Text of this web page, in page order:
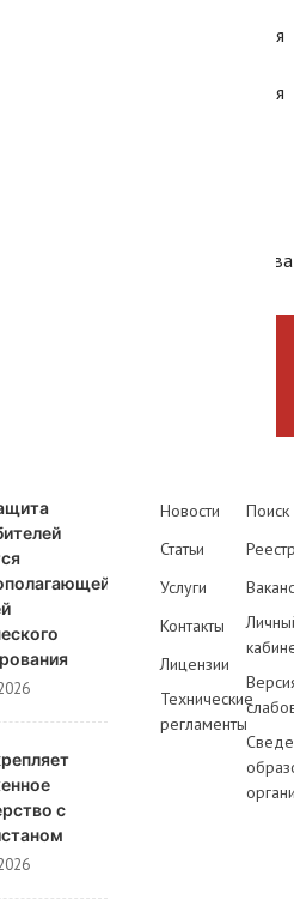
планирует в ближайшее время
и Израиле (0,6%), продукция
для сотрудничества
с
Новости
Статьи
Услуги
Контакты
Лицензии
Технические
регламенты
Поиск